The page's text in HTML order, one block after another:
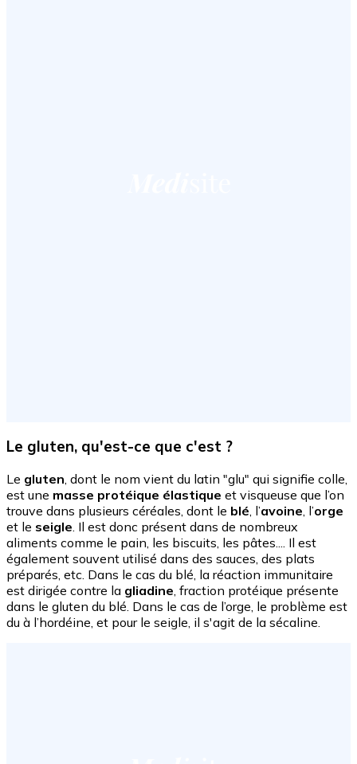
Le gluten, qu'est-ce que c'est ?
Le gluten , dont le nom vient du latin "glu" qui signifie colle,
est une masse protéique élastique et visqueuse que l’on
trouve dans plusieurs céréales, dont le blé , l’avoine , l’orge
et le seigle . Il est donc présent dans de nombreux
aliments comme le pain, les biscuits, les pâtes.... Il est
également souvent utilisé dans des sauces, des plats
préparés, etc. Dans le cas du blé, la réaction immunitaire
est dirigée contre la gliadine , fraction protéique présente
dans le gluten du blé. Dans le cas de l’orge, le problème est
du à l’hordéine, et pour le seigle, il s'agit de la sécaline.